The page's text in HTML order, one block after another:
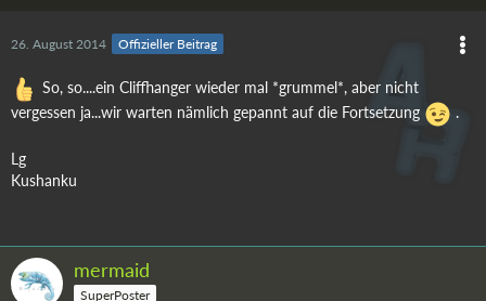
26. August 2014 Offizieller Beitrag
So, so....ein Cliffhanger wieder mal *grummel*, aber nicht
vergessen ja...wir warten nämlich gepannt auf die Fortsetzung
.
Lg
Kushanku
mermaid
SuperPoster